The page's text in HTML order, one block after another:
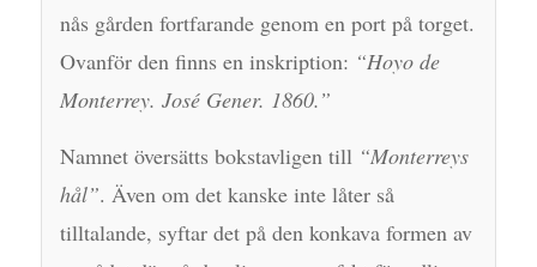
nås gården fortfarande genom en port på torget.
Ovanför den finns en inskription: “Hoyo de
Monterrey. José Gener. 1860.”
Namnet översätts bokstavligen till “Monterreys
hål”. Även om det kanske inte låter så
tilltalande, syftar det på den konkava formen av